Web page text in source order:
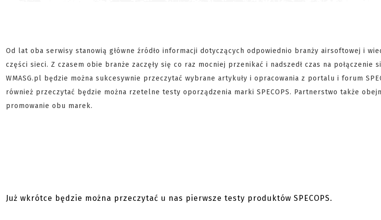
Od lat oba serwisy stanowią główne źródło informacji dotyczących odpowiednio branży airsoftowej i
części sieci. Z czasem obie branże zaczęły się co raz mocniej przenikać i nadszedł czas na połączenie
WMASG.pl będzie można sukcesywnie przeczytać wybrane artykuły i opracowania z portalu i forum
również przeczytać będzie można rzetelne testy oporządzenia marki SPECOPS. Partnerstwo także
promowanie obu marek.
Już wkrótce będzie można przeczytać u nas pierwsze testy produktów SPECOPS.